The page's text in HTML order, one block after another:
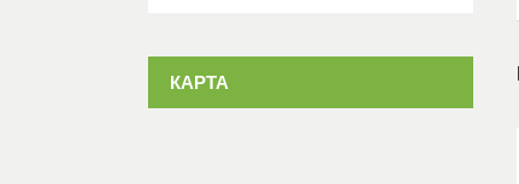
КАРТА